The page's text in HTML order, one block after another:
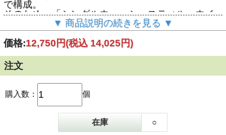
で構成。
そのため、「シングルウォッシュスティル・ウイ
スキー」と表記しています。
※静岡蒸溜所特有の表現です
大麦産地の違い、そして初留蒸留機の違いで4つの
組み合わせが生まれる「ポットスティル」シリー
ズ。
今回は蒸留機Ｋと日本産大麦の組み合わせで、
2025年のリリースであることから、「ポットステ
ィルＫ 純日本大麦 2025年版」と名付けられていま
希少な国産の麦芽を100％使用し、蒸留機Ｋで蒸留
▼ 商品説明の続きを見る ▼
価格:12,750円(税込 14,025円)
注文
購入数： 個
在庫 ○